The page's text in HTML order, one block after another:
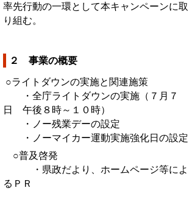
率先行動の一環として本キャンペーンに取
り組む。
２ 事業の概要
○ライトダウンの実施と関連施策
・全庁ライトダウンの実施（７月７
日 午後８時～１０時）
・ノー残業デーの設定
・ノーマイカー運動実施強化日の設定
○普及啓発
・県政だより、ホームページ等によ
るＰＲ